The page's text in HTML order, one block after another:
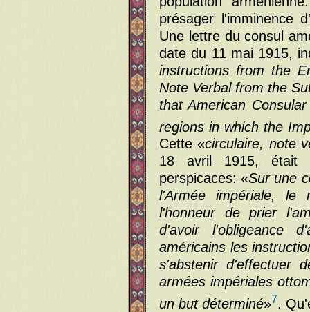
présager l'imminence
Une lettre du consul
date du 11 mai 1915,
instructions from the
Note Verbal from the
that American
regions in which the
Cette «circulaire, note
18 avril 1915, était
perspicaces: «Sur une
l'Armée impériale, le
l'honneur de prier
d'avoir l'obligeance
américains les
s'abstenir d'effectuer
armées impériales
un but déterminé»7.